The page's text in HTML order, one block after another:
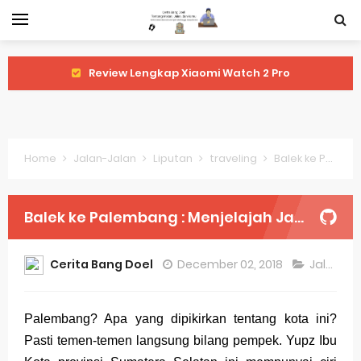
Review Lengkap Xiaomi Watch 2 Pro
Perubahan Regulasi Merek Dagang
Sejarah Merek Dagang Terkenal
Evolusi Identitas Dagang
Review Lengkap Apple Watch Series 10
Merek Dagang dari Masa ke Masa
Home Jalan-Jalan Liputan traveling Balek ke Palembang : Menjelajah Jakabaring Sport City dan Wisma Atlet
Balek ke Palembang : Menjelajah Jakabaring Sport City dan Wisma Atlet
Cerita Bang Doel December 02, 2018 Jalan-Jalan
Palembang? Apa yang dipikirkan tentang kota ini?
Pasti temen-temen langsung bilang pempek. Yupz Ibu